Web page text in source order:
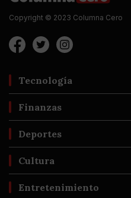
Copyright © 2023 Columna Cero
Tecnología
Finanzas
Deportes
Cultura
Entretenimiento